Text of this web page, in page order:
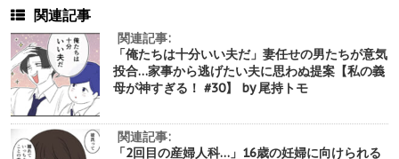
関連記事
関連記事:
「俺たちは十分いい夫だ」妻任せの男たちが意気
投合…家事から逃げたい夫に思わぬ提案【私の義
母が神すぎる！ #30】 by 尾持トモ
関連記事:
「2回目の産婦人科…」16歳の妊婦に向けられる